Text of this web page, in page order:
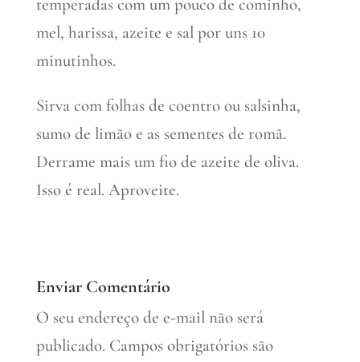
temperadas com um pouco de cominho,
mel, harissa, azeite e sal por uns 10
minutinhos.
Sirva com folhas de coentro ou salsinha,
sumo de limão e as sementes de romã.
Derrame mais um fio de azeite de oliva.
Isso é real. Aproveite.
Enviar Comentário
O seu endereço de e-mail não será
publicado. Campos obrigatórios são